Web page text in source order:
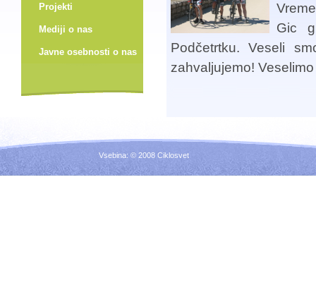
Projekti
Mediji o nas
Javne osebnosti o nas
Gic
Podčetrtku. Veseli
zahvaljujemo!
Vsebina: © 2008 Ciklosvet